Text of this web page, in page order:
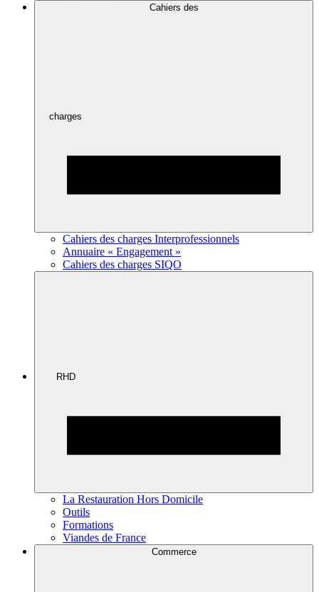
Cahiers des
charges
Cahiers des charges Interprofessionnels
Annuaire « Engagement »
Cahiers des charges SIQO
RHD
La Restauration Hors Domicile
Outils
Formations
Viandes de France
Commerce